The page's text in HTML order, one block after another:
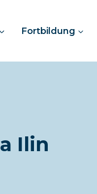
Fortbildung
Ilin